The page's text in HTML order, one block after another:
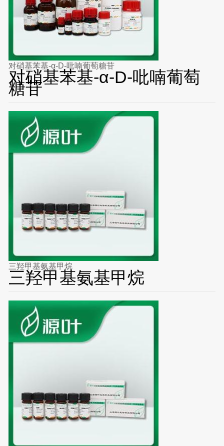
对硝基苯基-α-D-吡喃葡萄糖苷
对硝基苯基-α-D-吡喃葡萄
糖苷
三羟甲基氨基甲烷
三羟甲基氨基甲烷